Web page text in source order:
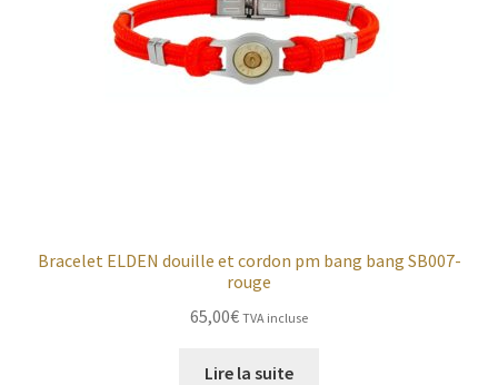
Bracelet ELDEN douille et cordon pm bang bang SB007-
rouge
65,00€ TVA incluse
Lire la suite